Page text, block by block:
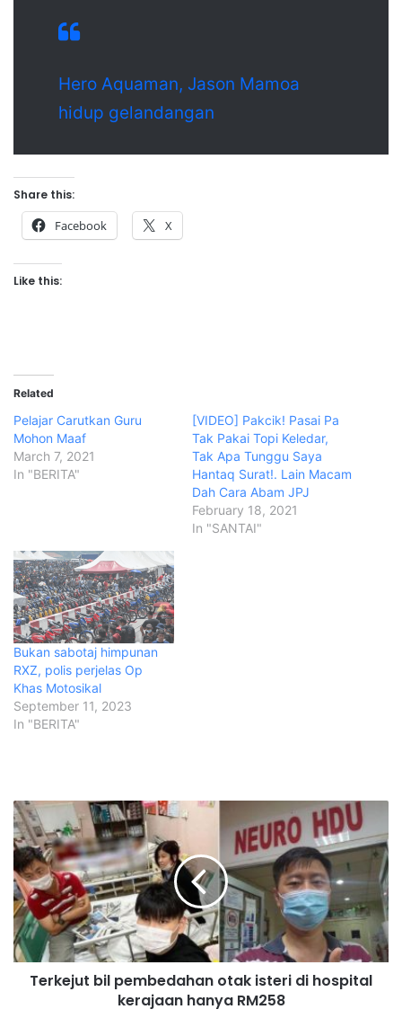
Hero Aquaman, Jason Mamoa
hidup gelandangan
Share this:
Facebook X
Like this:
Related
Pelajar Carutkan Guru
Mohon Maaf
March 7, 2021
In "BERITA"
[VIDEO] Pakcik! Pasai Pa
Tak Pakai Topi Keledar,
Tak Apa Tunggu Saya
Hantaq Surat!. Lain Macam
Dah Cara Abam JPJ
February 18, 2021
In "SANTAI"
Bukan sabotaj himpunan
RXZ, polis perjelas Op
Khas Motosikal
September 11, 2023
In "BERITA"
T
e
r
k
e
j
u
t
b
Terkejut bil pembedahan otak isteri di hospital
kerajaan hanya RM258